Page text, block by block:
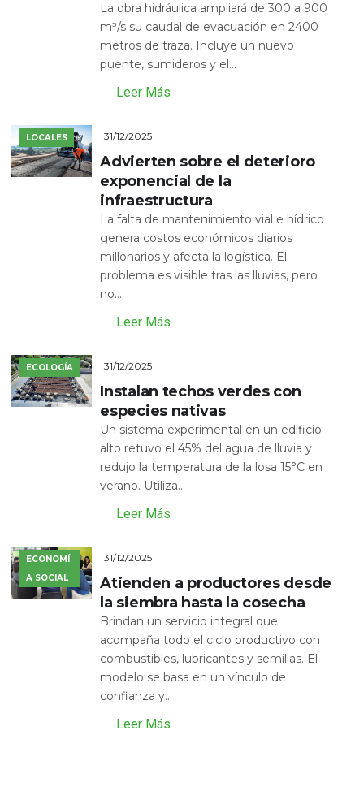
La obra hidráulica ampliará de 300 a 900
m³/s su caudal de evacuación en 2400
metros de traza. Incluye un nuevo
puente, sumideros y el...
Leer Más
LOCALES 31/12/2025
Advierten sobre el deterioro
exponencial de la
infraestructura
La falta de mantenimiento vial e hídrico
genera costos económicos diarios
millonarios y afecta la logística. El
problema es visible tras las lluvias, pero
no...
Leer Más
ECOLOGÍA 31/12/2025
Instalan techos verdes con
especies nativas
Un sistema experimental en un edificio
alto retuvo el 45% del agua de lluvia y
redujo la temperatura de la losa 15°C en
verano. Utiliza...
Leer Más
ECONOMÍ
A SOCIAL
31/12/2025
Atienden a productores desde
la siembra hasta la cosecha
Brindan un servicio integral que
acompaña todo el ciclo productivo con
combustibles, lubricantes y semillas. El
modelo se basa en un vínculo de
confianza y...
Leer Más